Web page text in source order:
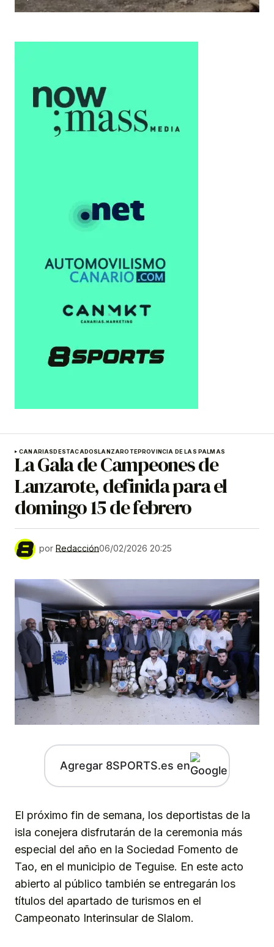
CANARIASDESTACADOSLANZAROTEPROVINCIA DE LAS PALMAS
La Gala de Campeones de
Lanzarote, definida para el
domingo 15 de febrero
por Redacción06/02/2026 20:25
Agregar 8SPORTS.es en
El próximo fin de semana, los deportistas de la
isla conejera disfrutarán de la ceremonia más
especial del año en la Sociedad Fomento de
Tao, en el municipio de Teguise. En este acto
abierto al público también se entregarán los
títulos del apartado de turismos en el
Campeonato Interinsular de Slalom.